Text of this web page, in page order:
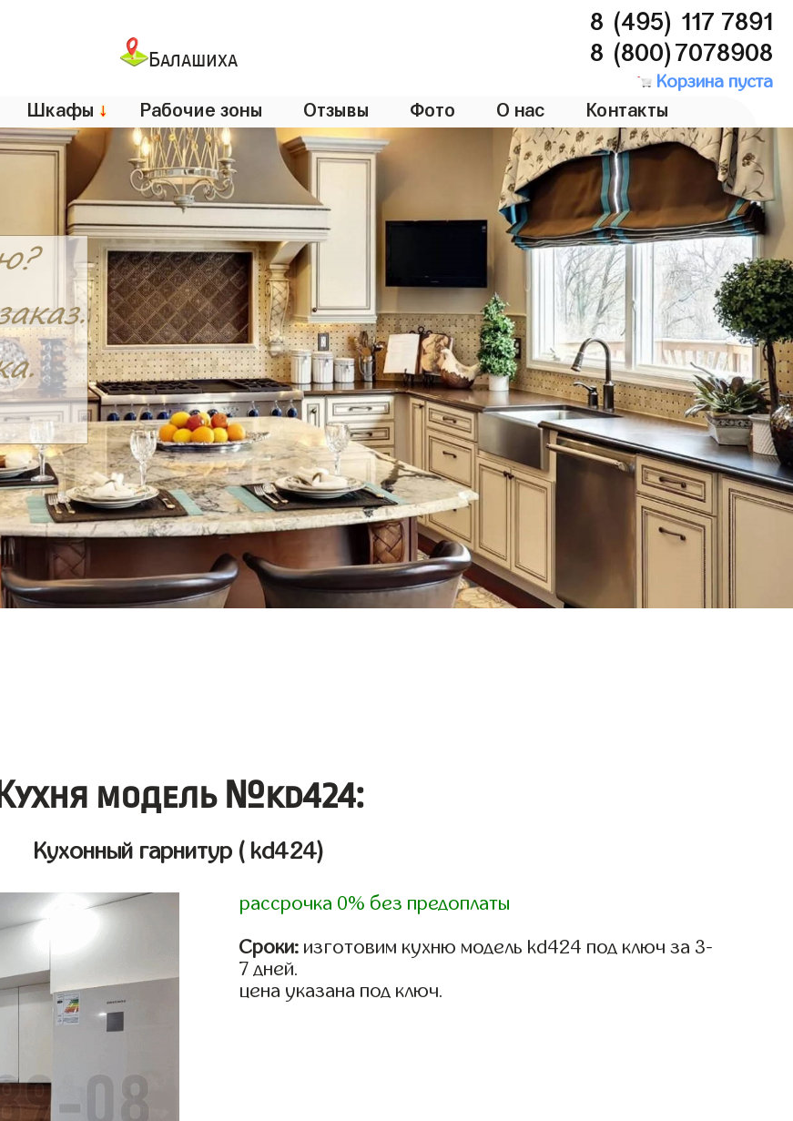
Балашиха
8 (495) 117 7891
8 (800)7078908
Корзина пуста
Шкафы ↓ Рабочие зоны Отзывы Фото О нас Контакты
Кухня модель №kd424:
Кухонный гарнитур ( kd424)
рассрочка 0% без предоплаты
Сроки: изготовим кухню модель kd424 под ключ за 3-
7 дней.
цена указана под ключ.